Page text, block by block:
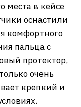
места в кейсе
оснастили
комфортного
пальца с
протектор,
очень
крепкий и